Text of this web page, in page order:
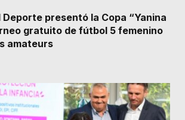
presentó la Copa “Yanina
gratuito de fútbol 5 femenino
amateurs